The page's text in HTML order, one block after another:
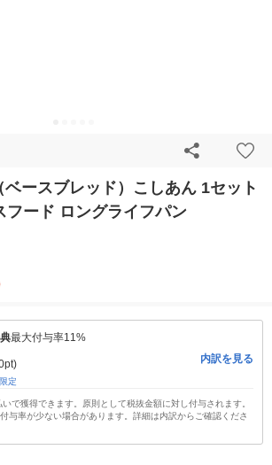
ースブレッド）こしあん 1セット
フード ロングライフパン
最大付与率11%
定
内訳を見る
で獲得できます。原則として税抜金額に対し付与されます。
与率が少ない場合があります。詳細は内訳からご確認くださ